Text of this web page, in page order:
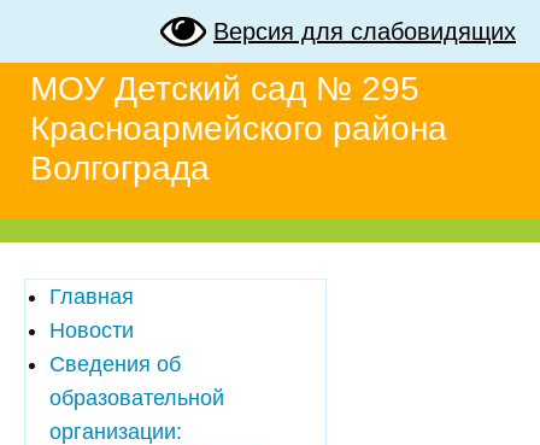
Версия для слабовидящих
МОУ Детский сад № 295
Красноармейского района
Волгограда
Главная
Новости
Сведения об
образовательной
организации: